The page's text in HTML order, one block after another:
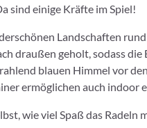
sind einige Kräfte im Spiel!
Landschaften
draußen geholt, sodass
blauen Himmel vor
ermöglichen auch indoor
wie viel Spaß das